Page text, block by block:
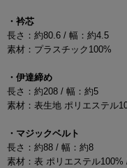
・衿芯
長さ：約80.6 / 幅：約4.5
素材：プラスチック100%
・伊達締め
長さ：約208 / 幅：約5
素材：表生地 ポリエステル
・マジックベルト
長さ：約88 / 幅：約8
素材：表 ポリエステル